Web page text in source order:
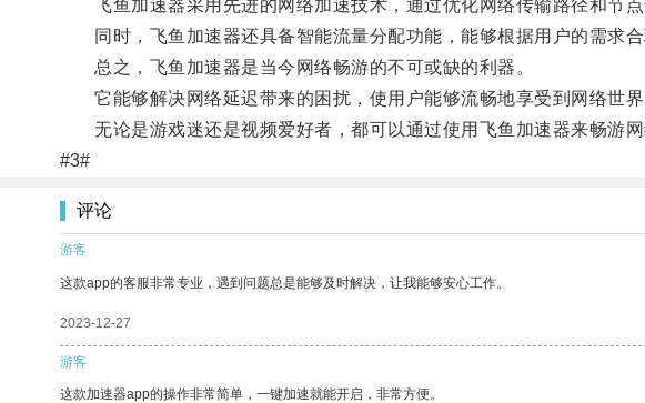
飞鱼加速器采用先进的网络加速技术，通过优化网络传输路径和节点
同时，飞鱼加速器还具备智能流量分配功能，能够根据用户的需求合
总之，飞鱼加速器是当今网络畅游的不可或缺的利器。
它能够解决网络延迟带来的困扰，使用户能够流畅地享受到网络世界
无论是游戏迷还是视频爱好者，都可以通过使用飞鱼加速器来畅游网
#3#
评论
游客
这款app的客服非常专业，遇到问题总是能够及时解决，让我能够安心工作。
2023-12-27
游客
这款加速器app的操作非常简单，一键加速就能开启，非常方便。